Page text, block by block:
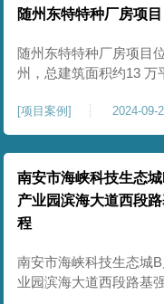
采用基础承台加强夯和
使用要求，单独对基础
基进行置换加强夯，其
随州东特特种厂房项目
随州东特特种厂房项目
州，总建筑面积约13 万
载力与均匀性要求严苛
2024 年 9 月正式开工
用高能级强夯施工工艺
位重锤动力固结，全面
实度与承载性能，满足
设备基础与行车轨道的
行要求。项目严格遵循
[项目案例] 2024-09-
南安市海峡科技生态
产业园滨海大道西段
程
南安市海峡科技生态城
业园滨海大道西段路基